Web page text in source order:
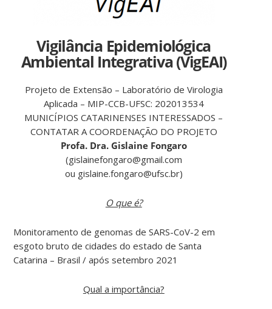
Vigilância Epidemiológica
Ambiental Integrativa (VigEAI)
Projeto de Extensão – Laboratório de Virologia
Aplicada – MIP-CCB-UFSC: 202013534
MUNICÍPIOS CATARINENSES INTERESSADOS –
CONTATAR A COORDENAÇÃO DO PROJETO
Profa. Dra. Gislaine Fongaro
(gislainefongaro@gmail.com
ou gislaine.fongaro@ufsc.br)
O que é?
Monitoramento de genomas de SARS-CoV-2 em
esgoto bruto de cidades do estado de Santa
Catarina – Brasil / após setembro 2021
Qual a importância?